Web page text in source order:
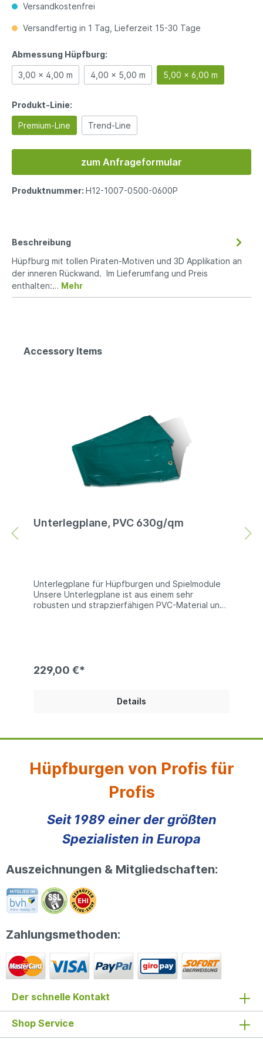
Versandkostenfrei
Versandfertig in 1 Tag, Lieferzeit 15-30 Tage
Abmessung Hüpfburg:
3,00 x 4,00 m 4,00 x 5,00 m 5,00 x 6,00 m
Produkt-Linie:
Premium-Line Trend-Line
zum Anfrageformular
Produktnummer: H12-1007-0500-0600P
Beschreibung
Hüpfburg mit tollen Piraten-Motiven und 3D Applikation an
der inneren Rückwand. Im Lieferumfang und Preis
enthalten:… Mehr
Accessory Items
Unterlegplane, PVC 630g/qm
Unterlegplane für Hüpfburgen und Spielmodule
Unsere Unterlegplane ist aus einem sehr
robusten und strapzierfähigen PVC-Material und
den Produktfotos handelt es sich um Beispiel, die
Farben der gelieferten Ware können abweichen.
229,00 €*
Details
Hüpfburgen von Profis für
Profis
Seit 1989 einer der größten
Spezialisten in Europa
Auszeichnungen & Mitgliedschaften:
Zahlungsmethoden:
Der schnelle Kontakt
Shop Service